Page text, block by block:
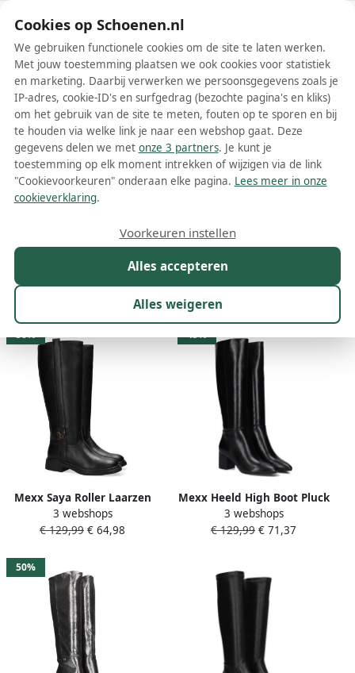
Schoenen.nl
Wis filters Alle filters
Mexx dames hoge laarzen
Meer lezen
Kleur Prijs
25 resultaten:
50%
Mexx Saya Roller Laarzen
Leatherlook Dames Zwart
3 webshops
€ 129,99 € 64,98
45%
Mexx Heeld High Boot Pluck
Mila Black Dames
3 webshops
€ 129,99 € 71,37
50%
Cookies op Schoenen.nl
We gebruiken functionele cookies om de site te laten werken.
Met jouw toestemming plaatsen we ook cookies voor statistiek
en marketing. Daarbij verwerken we persoonsgegevens zoals je
IP-adres, cookie-ID's en surfgedrag (bezochte pagina's en kliks)
om het gebruik van de site te meten, fouten op te sporen en bij
te houden via welke link je naar een webshop gaat. Deze
gegevens delen we met onze 3 partners. Je kunt je
toestemming op elk moment intrekken of wijzigen via de link
"Cookievoorkeuren" onderaan elke pagina. Lees meer in onze
cookieverklaring.
Alles accepteren
Alles weigeren
Voorkeuren instellen